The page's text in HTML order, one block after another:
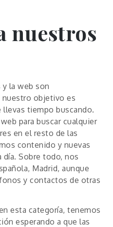
nuestros
la web son
objetivo es
tiempo buscando.
para buscar cualquier
en el resto de las
contenido y nuevas
día. Sobre todo, nos
Madrid, aunque
y contactos de otras
esta categoría, tenemos
esperando a que las